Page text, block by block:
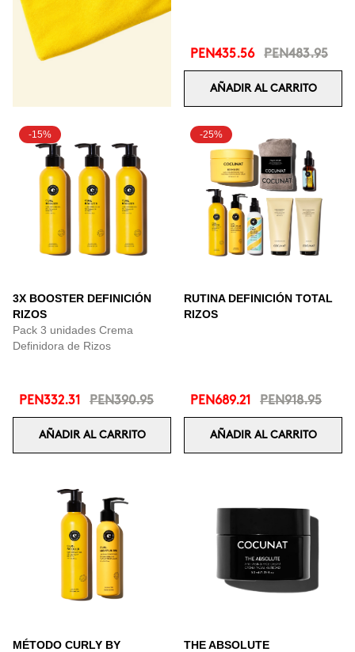
PEN435.56 PEN483.95
AÑADIR AL CARRITO
-15%
3X BOOSTER DEFINICIÓN
RIZOS
Pack 3 unidades Crema
Definidora de Rizos
PEN332.31 PEN390.95
AÑADIR AL CARRITO
-25%
RUTINA DEFINICIÓN TOTAL
RIZOS
PEN689.21 PEN918.95
AÑADIR AL CARRITO
MÉTODO CURLY BY
THE ABSOLUTE